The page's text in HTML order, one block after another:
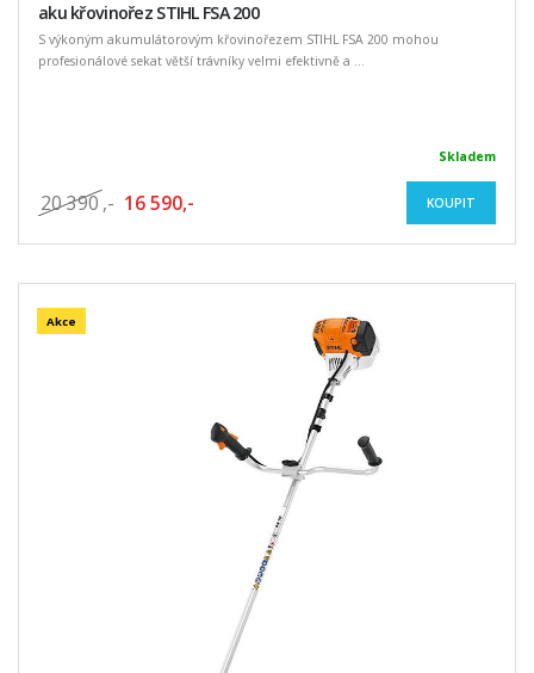
aku křovinořez STIHL FSA 200
S výkoným akumulátorovým křovinořezem STIHL FSA 200 mohou
profesionálové sekat větší trávníky velmi efektivně a ...
Skladem
20 390 ,- 16 590,- KOUPIT
Akce